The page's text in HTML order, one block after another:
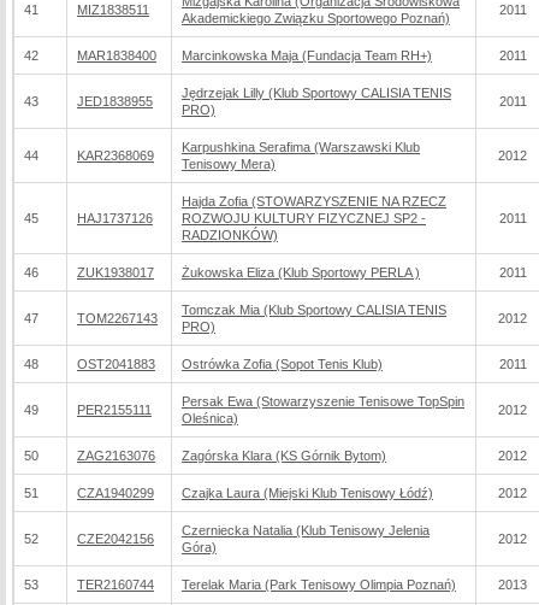
41 MIZ1838511
Akademickiego Związku Sportowego Poznań)
2011
42 MAR1838400 Marcinkowska Maja (Fundacja Team RH+) 2011
43 JED1838955
Jędrzejak Lilly (Klub Sportowy CALISIA TENIS
PRO)
2011
44 KAR2368069
Karpushkina Serafima (Warszawski Klub
Tenisowy Mera)
2012
45 HAJ1737126
Hajda Zofia (STOWARZYSZENIE NA RZECZ
ROZWOJU KULTURY FIZYCZNEJ SP2 -
RADZIONKÓW)
2011
46 ZUK1938017 Żukowska Eliza (Klub Sportowy PERLA ) 2011
47 TOM2267143
Tomczak Mia (Klub Sportowy CALISIA TENIS
PRO)
2012
48 OST2041883 Ostrówka Zofia (Sopot Tenis Klub) 2011
49 PER2155111
Persak Ewa (Stowarzyszenie Tenisowe TopSpin
Oleśnica)
2012
50 ZAG2163076 Zagórska Klara (KS Górnik Bytom) 2012
51 CZA1940299 Czajka Laura (Miejski Klub Tenisowy Łódź) 2012
52 CZE2042156
Czerniecka Natalia (Klub Tenisowy Jelenia
Góra)
2012
53 TER2160744 Terelak Maria (Park Tenisowy Olimpia Poznań) 2013